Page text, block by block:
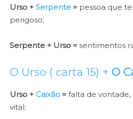
Urso + Serpente = pessoa que
perigoso;
Serpente + Urso = sentimentos
O Urso ( carta 15) + O
Urso + Caixão = falta de vontade,
vital;